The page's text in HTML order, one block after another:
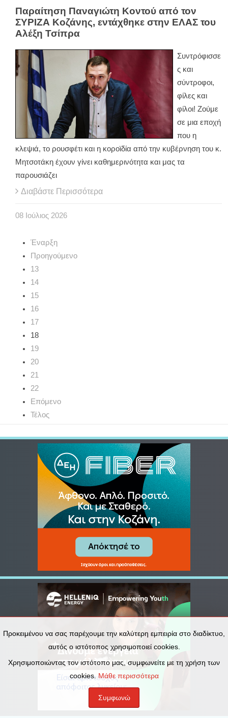
Παραίτηση Παναγιώτη Κοντού από τον
ΣΥΡΙΖΑ Κοζάνης, εντάχθηκε στην ΕΛΑΣ του
Αλέξη Τσίπρα
Συντρόφισσε
ς και
σύντροφοι,
φίλες και
φίλοι! Ζούμε
σε μια εποχή
που η
κλεψιά, το ρουσφέτι και η κοροϊδία από την κυβέρνηση του κ.
Μητσοτάκη έχουν γίνει καθημερινότητα και μας τα
παρουσιάζει
Διαβάστε Περισσότερα
08 Ιούλιος 2026
Έναρξη
Προηγούμενο
13
14
15
16
17
18
19
20
21
22
Επόμενο
Τέλος
Προκειμένου να σας παρέχουμε την καλύτερη εμπειρία στο διαδίκτυο,
αυτός ο ιστότοπος χρησιμοποιεί cookies.
Χρησιμοποιώντας τον ιστότοπο μας, συμφωνείτε με τη χρήση των
cookies.Μάθε περισσότερα
Συμφωνώ